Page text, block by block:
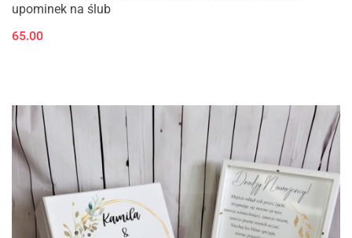
upominek na ślub
65.00